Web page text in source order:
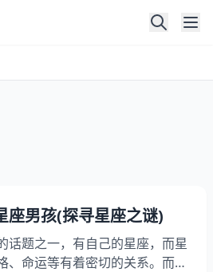
座男孩(探寻星座之谜)
话题之一，有自己的星座，而星
、命运等有着密切的关系。而阴